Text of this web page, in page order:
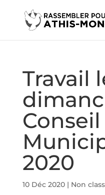
Travail
Conseil
2020
10 Déc 2020| Non